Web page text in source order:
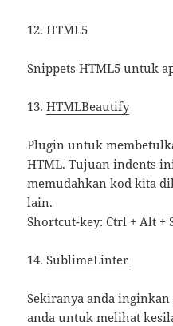
12.HTML5
Snippets HTML5 untuk
13.HTMLBeautify
Plugin untuk
HTML. Tujuan indents
memudahkan kod kita
lain.
Shortcut-key: Ctrl + Alt +
14.SublimeLinter
Sekiranya anda
anda untuk melihat